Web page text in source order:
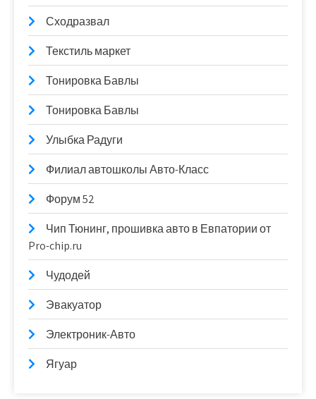
Сходразвал
Текстиль маркет
Тонировка Бавлы
Тонировка Бавлы
Улыбка Радуги
Филиал автошколы Авто-Класс
Форум 52
Чип Тюнинг, прошивка авто в Евпатории от
Pro-chip.ru
Чудодей
Эвакуатор
Электроник-Авто
Ягуар